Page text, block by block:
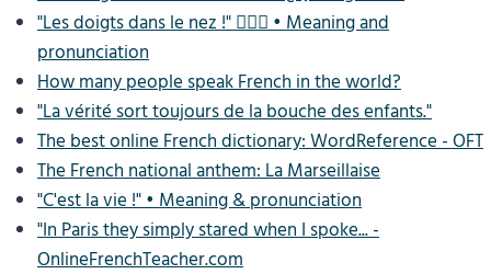
"Les doigts dans le nez !" ✌🏽🐽 • Meaning and
pronunciation
How many people speak French in the world?
"La vérité sort toujours de la bouche des enfants."
The best online French dictionary: WordReference - OFT
The French national anthem: La Marseillaise
"C'est la vie !" • Meaning & pronunciation
"In Paris they simply stared when I spoke... -
OnlineFrenchTeacher.com